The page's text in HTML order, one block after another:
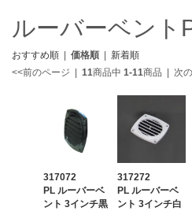
ルーバーベント
おすすめ順 | 価格順 | 新着順
<<前のページ | 11商品中 1-11商品 | 次
317072
PL ルーバーベ
ント 3インチ黒
317272
PL ルーバーベ
ント 3インチ白